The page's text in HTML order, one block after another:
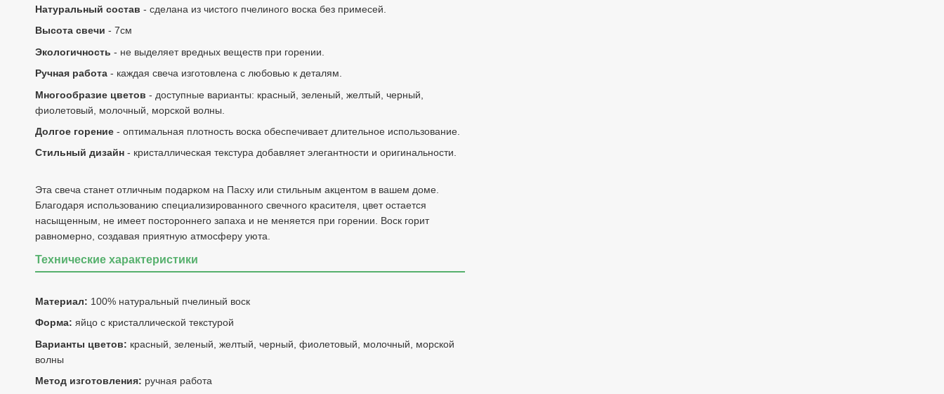
Натуральный состав - сделана из чистого пчелиного воска без примесей.
Высота свечи - 7см
Экологичность - не выделяет вредных веществ при горении.
Ручная работа - каждая свеча изготовлена с любовью к деталям.
Многообразие цветов - доступные варианты: красный, зеленый, желтый, черный,
фиолетовый, молочный, морской волны.
Долгое горение - оптимальная плотность воска обеспечивает длительное использование.
Стильный дизайн - кристаллическая текстура добавляет элегантности и оригинальности.
Эта свеча станет отличным подарком на Пасху или стильным акцентом в вашем доме.
Благодаря использованию специализированного свечного красителя, цвет остается
насыщенным, не имеет постороннего запаха и не меняется при горении. Воск горит
равномерно, создавая приятную атмосферу уюта.
Технические характеристики
Материал: 100% натуральный пчелиный воск
Форма: яйцо с кристаллической текстурой
Варианты цветов: красный, зеленый, желтый, черный, фиолетовый, молочный, морской
волны
Метод изготовления: ручная работа